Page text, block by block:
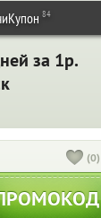
84
за 1р.
(0)